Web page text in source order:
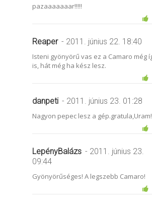
pazaaaaaaar!!!!!
Reaper - 2011. június 22. 18:40
Isteni gyönyörű vas ez a Camaro még
is, hát még ha kész lesz.
danpeti - 2011. június 23. 01:28
Nagyon pepec lesz a gép.gratula,Uram!
LepényBalázs - 2011. június 23.
09:44
Gyönyörűséges! A legszebb Camaro!